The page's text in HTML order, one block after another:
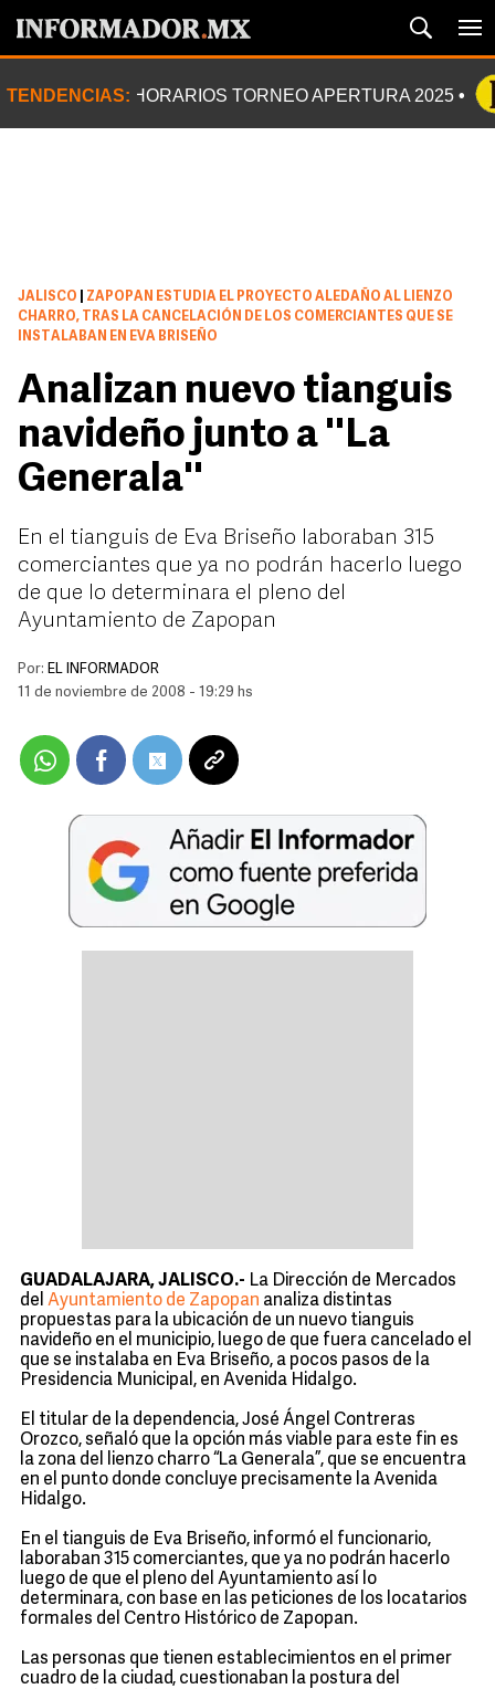
TENDENCIAS: HORARIOS TORNEO APERTURA 2025
JALISCO
ZAPOPAN ESTUDIA EL PROYECTO ALEDAÑO AL LIENZO
CHARRO, TRAS LA CANCELACIÓN DE LOS COMERCIANTES QUE SE
INSTALABAN EN EVA BRISEÑO
Analizan nuevo tianguis
navideño junto a ''La
Generala''
En el tianguis de Eva Briseño laboraban 315
comerciantes que ya no podrán hacerlo luego
de que lo determinara el pleno del
Ayuntamiento de Zapopan
Por: EL INFORMADOR
11 de noviembre de 2008 - 19:29 hs
GUADALAJARA, JALISCO.- La Dirección de Mercados
del Ayuntamiento de Zapopan analiza distintas
propuestas para la ubicación de un nuevo tianguis
navideño en el municipio, luego de que fuera cancelado el
que se instalaba en Eva Briseño, a pocos pasos de la
Presidencia Municipal, en Avenida Hidalgo.
El titular de la dependencia, José Ángel Contreras
Orozco, señaló que la opción más viable para este fin es
la zona del lienzo charro “La Generala”, que se encuentra
en el punto donde concluye precisamente la Avenida
Hidalgo.
En el tianguis de Eva Briseño, informó el funcionario,
laboraban 315 comerciantes, que ya no podrán hacerlo
luego de que el pleno del Ayuntamiento así lo
determinara, con base en las peticiones de los locatarios
formales del Centro Histórico de Zapopan.
Las personas que tienen establecimientos en el primer
cuadro de la ciudad, cuestionaban la postura del